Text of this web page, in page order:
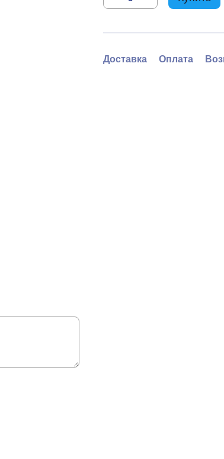
Доставка Оплата